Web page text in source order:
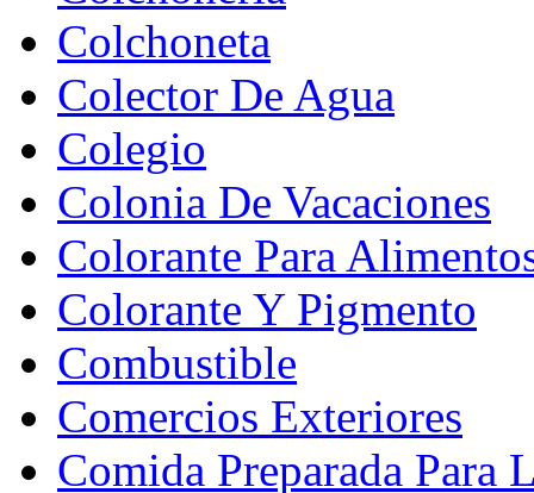
Colchoneta
Colector De Agua
Colegio
Colonia De Vacaciones
Colorante Para
Colorante Y Pigmento
Combustible
Comercios Exteriores
Comida Preparada Para